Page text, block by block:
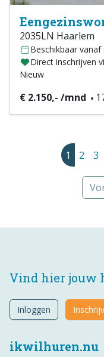
2035LN Haarlem
Beschikbaar vanaf
Direct inschrijven
Nieuw
€ 2.150,- /mnd
1 2 3
ikwilhuren.nu
Vind hier jouw
Inloggen